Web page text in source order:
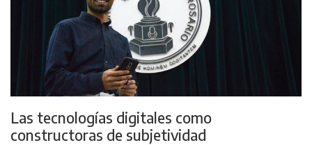
Las tecnologías digitales como
constructoras de subjetividad